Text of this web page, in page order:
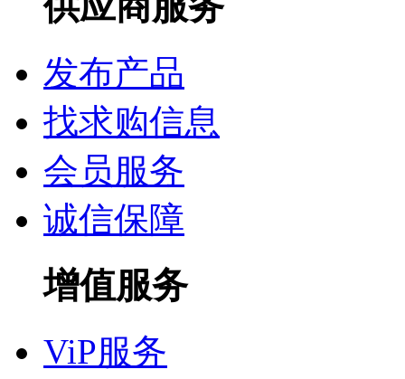
发布产品
找求购信息
会员服务
诚信保障
增值服务
ViP服务